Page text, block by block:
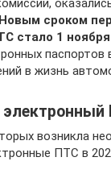
Новым сроком
стало 1
паспортов
в жизнь
электронный
возникла
ПТС в